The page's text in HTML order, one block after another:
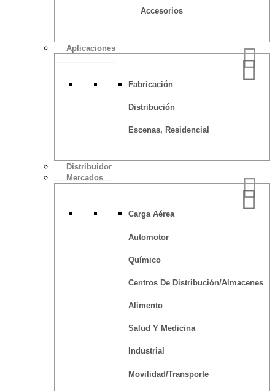
Accesorios
Aplicaciones
Fabricación
Distribución
Escenas, Residencial
Distribuidor
Mercados
Carga Aérea
Automotor
Químico
Centros De Distribución/Almacenes
Alimento
Salud Y Medicina
Industrial
Movilidad/Transporte